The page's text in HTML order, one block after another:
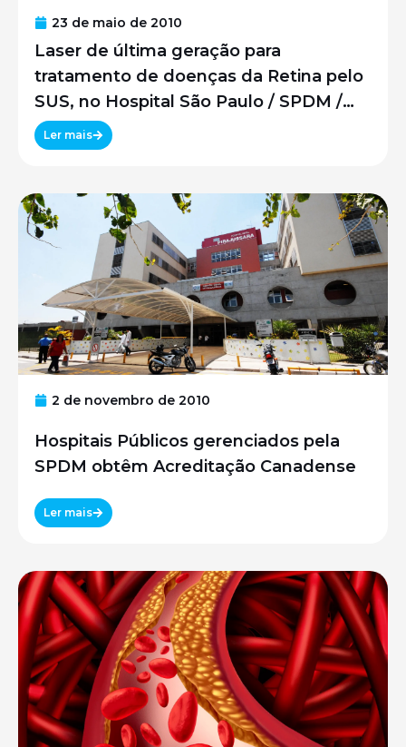
23 de maio de 2010
Laser de última geração para
tratamento de doenças da Retina pelo
SUS, no Hospital São Paulo / SPDM /
UNIFESP
Ler mais
2 de novembro de 2010
Hospitais Públicos gerenciados pela
SPDM obtêm Acreditação Canadense
Ler mais